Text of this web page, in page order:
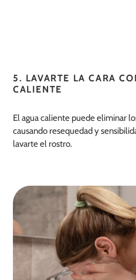
5. LAVARTE LA CARA
CALIENTE
El agua caliente puede eliminar
causando resequedad y
lavarte el rostro.